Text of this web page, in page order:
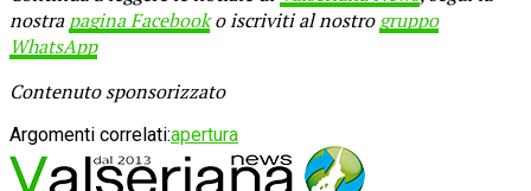
nostrapagina Facebooko iscriviti al nostrogruppo
WhatsApp
Contenuto sponsorizzato
Argomenti correlati:apertura